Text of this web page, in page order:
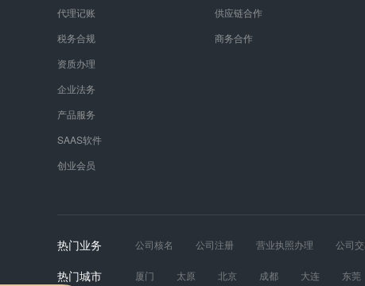
代理记账
税务合规
资质办理
企业法务
产品服务
SAAS软件
创业会员
供应链合作
商务合作
热门业务 公司核名 公司注册 营业执照办理 公司
发票真伪
财税服务 工商年报 道路运输
热门城市 厦门 太原 北京 成都 大连 东莞